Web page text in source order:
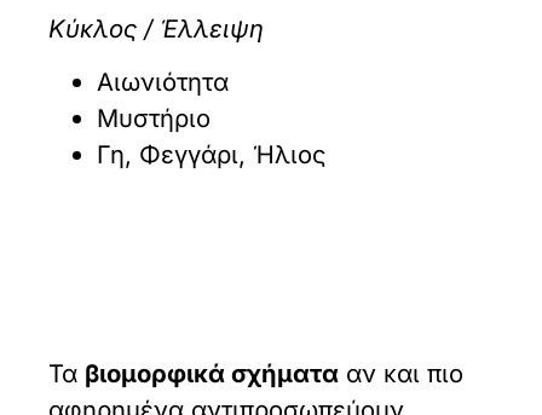
Κύκλος / Έλλειψη
Αιωνιότητα
Μυστήριο
Γη, Φεγγάρι, Ήλιος
Τα βιομορφικά σχήματα αν και πιο